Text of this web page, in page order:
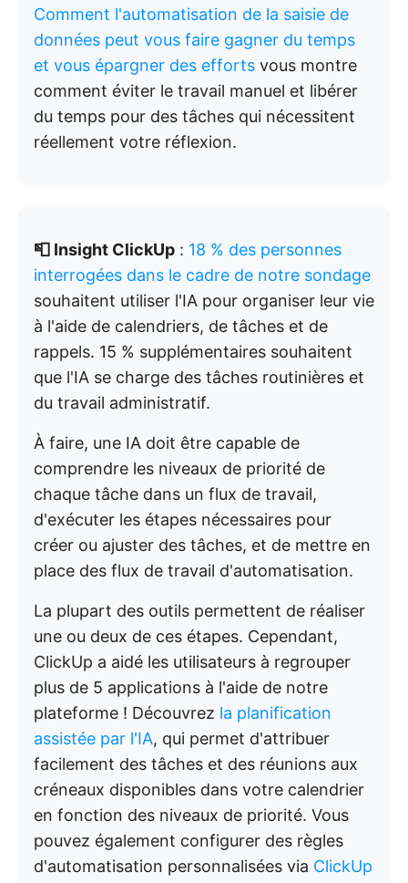
Comment l'automatisation de la saisie de
données peut vous faire gagner du temps
et vous épargner des efforts vous montre
comment éviter le travail manuel et libérer
du temps pour des tâches qui nécessitent
réellement votre réflexion.
📮 Insight ClickUp : 18 % des personnes
interrogées dans le cadre de notre sondage
souhaitent utiliser l'IA pour organiser leur vie
à l'aide de calendriers, de tâches et de
rappels. 15 % supplémentaires souhaitent
que l'IA se charge des tâches routinières et
du travail administratif.
À faire, une IA doit être capable de
comprendre les niveaux de priorité de
chaque tâche dans un flux de travail,
d'exécuter les étapes nécessaires pour
créer ou ajuster des tâches, et de mettre en
place des flux de travail d'automatisation.
La plupart des outils permettent de réaliser
une ou deux de ces étapes. Cependant,
ClickUp a aidé les utilisateurs à regrouper
plus de 5 applications à l'aide de notre
plateforme ! Découvrez la planification
assistée par l'IA, qui permet d'attribuer
facilement des tâches et des réunions aux
créneaux disponibles dans votre calendrier
en fonction des niveaux de priorité. Vous
pouvez également configurer des règles
d'automatisation personnalisées via ClickUp